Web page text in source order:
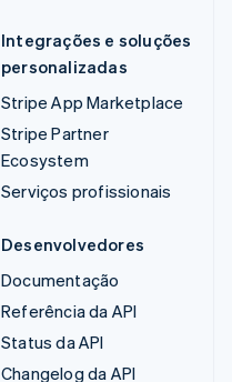
Integrações e soluções
personalizadas
Stripe App Marketplace
Stripe Partner
Ecosystem
Serviços profissionais
Desenvolvedores
Documentação
Referência da API
Status da API
Changelog da API